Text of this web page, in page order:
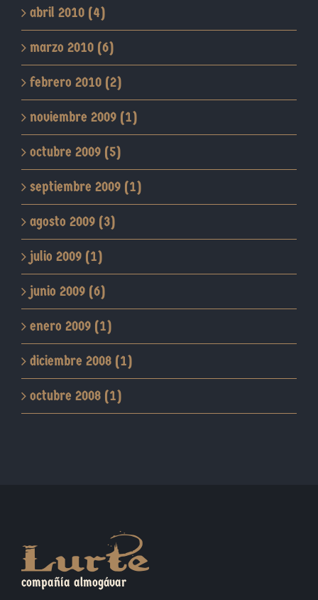
abril 2010 (4)
marzo 2010 (6)
febrero 2010 (2)
noviembre 2009 (1)
octubre 2009 (5)
septiembre 2009 (1)
agosto 2009 (3)
julio 2009 (1)
junio 2009 (6)
enero 2009 (1)
diciembre 2008 (1)
octubre 2008 (1)
compañía almogávar